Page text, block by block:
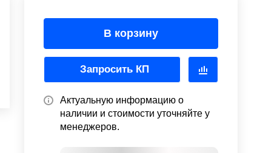
В корзину
Запросить КП
Актуальную информацию о
наличии и стоимости уточняйте у
менеджеров.